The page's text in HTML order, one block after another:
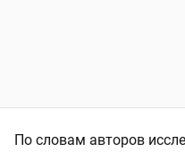
По словам авторов